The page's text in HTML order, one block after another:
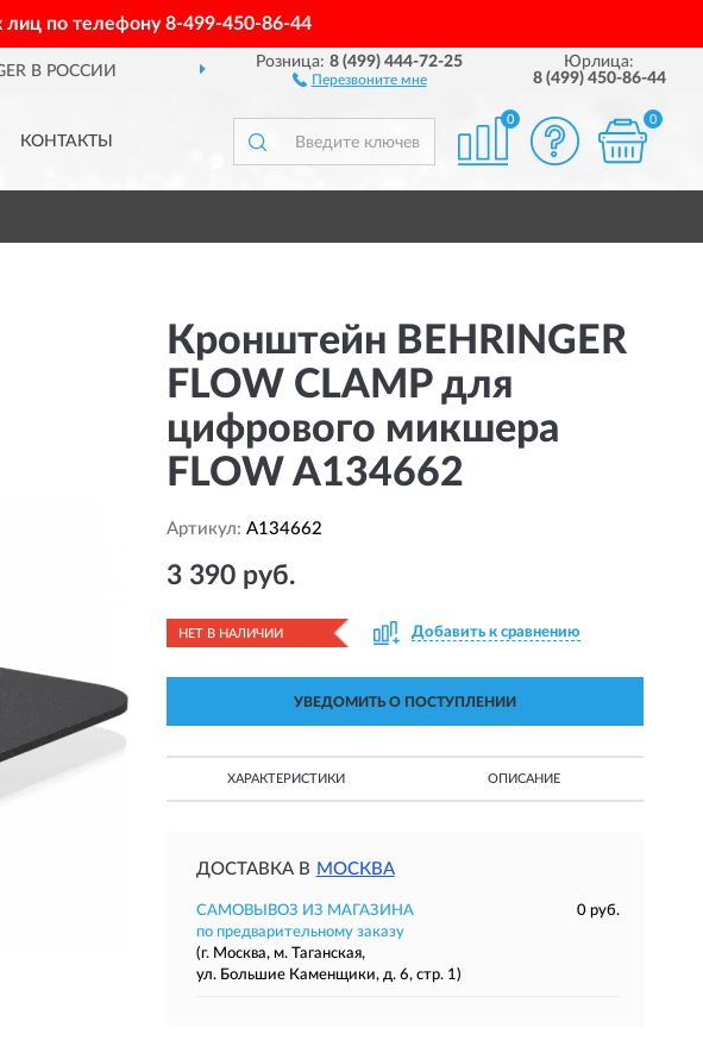
лиц по телефону8-499-450-86-44
В РОССИИ ДОСТАВИМ ПО ВСЕЙ РОССИИ
Розница:8 (499) 444-72-25
Перезвоните мне
Юрлица:
8 (499) 450-86-44
КОНТАКТЫ
0 0
Кронштейн BEHRINGER
FLOW CLAMP для
цифрового микшера
FLOW A134662
Артикул: A134662
3 390 руб.
НЕТ В НАЛИЧИИ Добавить к сравнению
УВЕДОМИТЬ О ПОСТУПЛЕНИИ
ХАРАКТЕРИСТИКИ ОПИСАНИЕ
ДОСТАВКА В МОСКВА
САМОВЫВОЗ ИЗ МАГАЗИНА
0 руб.
по предварительному заказу
(г. Москва, м. Таганская,
ул. Большие Каменщики, д. 6, стр. 1)